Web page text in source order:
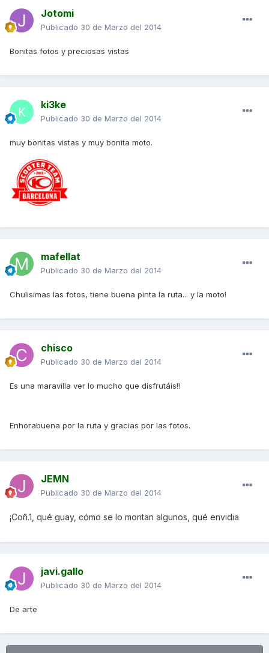
Jotomi
Publicado 30 de Marzo del 2014
Bonitas fotos y preciosas vistas
ki3ke
Publicado 30 de Marzo del 2014
muy bonitas vistas y muy bonita moto.
mafellat
Publicado 30 de Marzo del 2014
Chulisimas las fotos, tiene buena pinta la ruta... y la moto!
chisco
Publicado 30 de Marzo del 2014
Es una maravilla ver lo mucho que disfrutáis!!
Enhorabuena por la ruta y gracias por las fotos.
JEMN
Publicado 30 de Marzo del 2014
¡Coñ.1, qué guay, cómo se lo montan algunos, qué envidia
javi.gallo
Publicado 30 de Marzo del 2014
De arte